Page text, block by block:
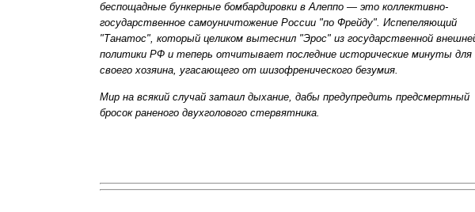
беспощадные бункерные бомбардировки в Алеппо — это коллективно-
государственное самоуничтожение России "по Фрейду". Испепеляющий
"Танатос", который целиком вытеснил "Эрос" из государственной
политики РФ и теперь отчитывает последние исторические минуты для
своего хозяина, угасающего от шизофренического безумия.
Мир на всякий случай затаил дыхание, дабы предупредить предсмертный
бросок раненого двухголового стервятника.